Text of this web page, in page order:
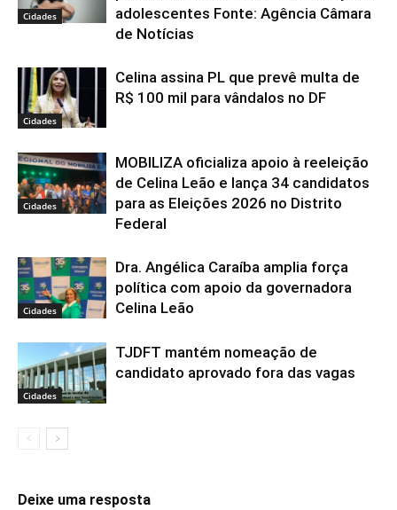
Cidades
adolescentes Fonte: Agência Câmara
de Notícias
Cidades
Celina assina PL que prevê multa de
R$ 100 mil para vândalos no DF
Cidades
MOBILIZA oficializa apoio à reeleição
de Celina Leão e lança 34 candidatos
para as Eleições 2026 no Distrito
Federal
Cidades
Dra. Angélica Caraíba amplia força
política com apoio da governadora
Celina Leão
Cidades
TJDFT mantém nomeação de
candidato aprovado fora das vagas
Deixe uma resposta